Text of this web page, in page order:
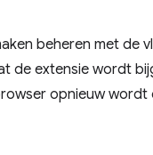
beheren met de
de extensie wordt
opnieuw